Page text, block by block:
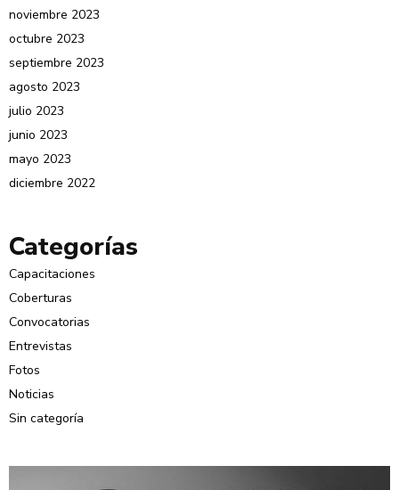
noviembre 2023
octubre 2023
septiembre 2023
agosto 2023
julio 2023
junio 2023
mayo 2023
diciembre 2022
Categorías
Capacitaciones
Coberturas
Convocatorias
Entrevistas
Fotos
Noticias
Sin categoría